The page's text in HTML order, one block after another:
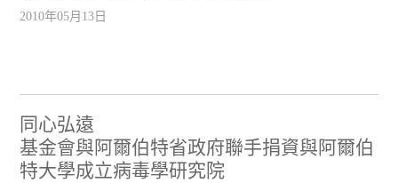
2010年05月13日
同心弘遠
基金會與阿爾伯特省政府聯手捐資與阿爾伯
特大學成立病毒學研究院